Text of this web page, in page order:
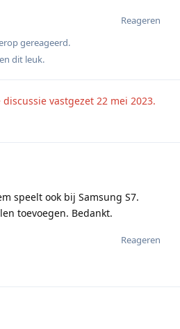
Reageren
gereageerd.
dit leuk.
discussie vastgezet 22 mei 2023.
speelt ook bij Samsung S7.
toevoegen. Bedankt.
Reageren